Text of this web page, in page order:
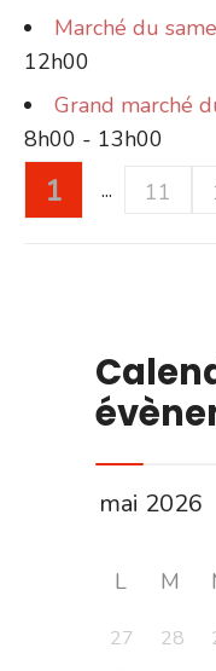
Marché du
12h00
Grand marché
8h00 - 13h00
1 11
L M
27 28